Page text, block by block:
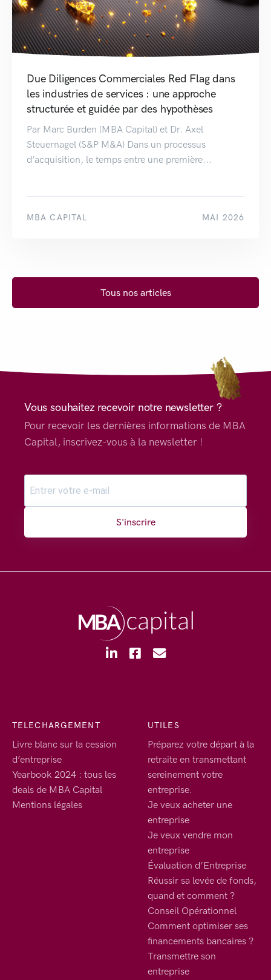
Due Diligences Commerciales Red Flag dans
les industries de services : une approche
structurée et guidée par des hypothèses
Par Marc Burden (MBA Capital) et Dr. Axel
Steuernagel (S&P M&A) Dans un processus
d’acquisition, le temps entre une première...
MBA CAPITAL MAI 2026
Tous nos articles
Vous souhaitez recevoir notre newsletter ?
Pour recevoir les dernières informations de MBA
Capital, inscrivez-vous à la newsletter !
S'inscrire
TELECHARGEMENT
Livre blanc sur la cession
d’entreprise
Yearbook 2024 : tous les
deals de MBA Capital
Mentions légales
UTILES
Préparez votre départ à la
retraite en transmettant
sereinement votre
entreprise.
Je veux acheter une
entreprise
Je veux vendre mon
entreprise
Évaluation d’Entreprise
Réussir sa levée de fonds,
quand et comment ?
Conseil Opérationnel
Comment optimiser ses
financements bancaires ?
Transmettre son
entreprise